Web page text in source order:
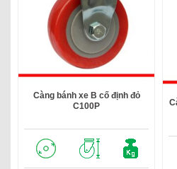
Càng bánh xe B cố định đỏ
C100P